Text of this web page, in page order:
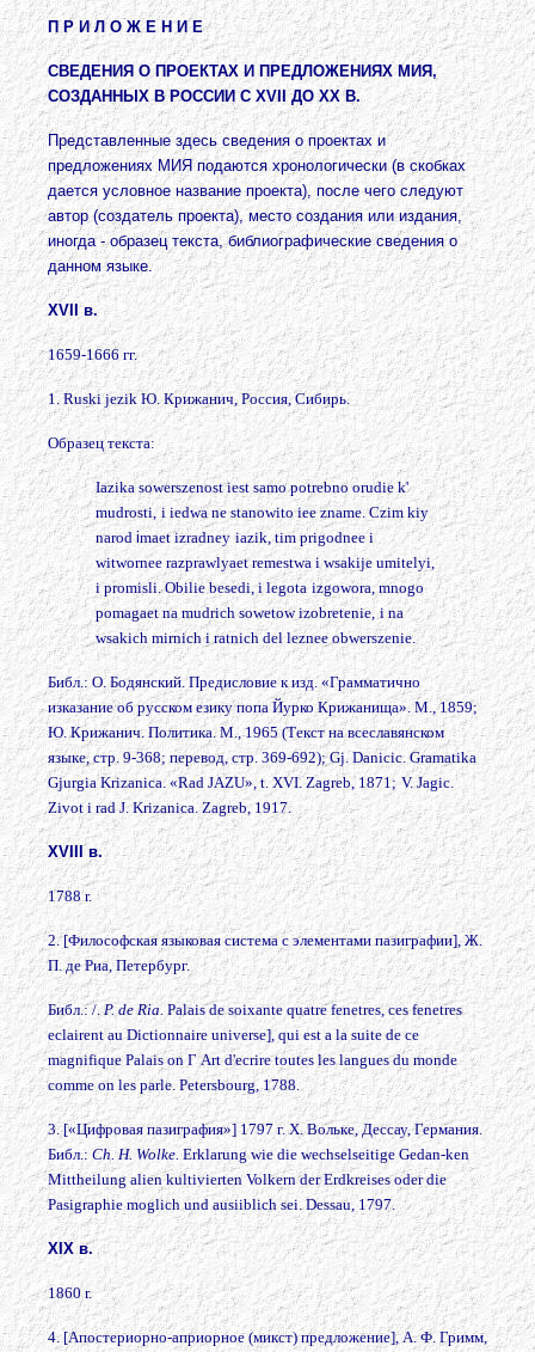
П Р И Л О Ж Е Н И Е
СВЕДЕНИЯ О ПРОЕКТАХ И ПРЕДЛОЖЕНИЯХ МИЯ,
СОЗДАННЫХ В РОССИИ С XVII ДО XX В.
Представленные здесь сведения о проектах и
предложениях МИЯ подаются хронологически (в скобках
дается условное название проекта), после чего следуют
автор (создатель проекта), место создания или издания,
иногда - образец текста, библиографические сведения о
данном языке.
XVII в.
1659-1666 гг.
1. Ruski jezik Ю. Крижанич, Россия, Сибирь.
Образец текста:
Iazika sowerszenost iest samo potrebno orudie k'
mudrosti, i iedwa ne stanowito iee zname. Czim kiy
narod imaet izradney iazik, tim prigodnee i
witwornee razprawlyaet remestwa i wsakije umitelyi,
i promisli. Obilie besedi, i legota izgowora, mnogo
pomagaet na mudrich sowetow izobretenie, i na
wsakich mirnich i ratnich del leznee obwerszenie.
Библ.: О. Бодянский. Предисловие к изд. «Грамматично
изказание об русском езику попа Йурко Крижанища». М., 1859;
Ю. Крижанич. Политика. М., 1965 (Текст на всеславянском
языке, стр. 9-368; перевод, стр. 369-692); Gj. Danicic. Gramatika
Gjurgia Krizanica. «Rad JAZU», t. XVI. Zagreb, 1871; V. Jagic.
Zivot i rad J. Krizanica. Zagreb, 1917.
XVIII в.
1788 r.
2. [Философская языковая система с элементами пазиграфии], Ж.
П. де Риа, Петербург.
Библ.: /.P. de Ria.Palais de soixante quatre fenetres, ces fenetres
eclairent au Dictionnaire universe], qui est a la suite de ce
magnifique Palais on Г Art d'ecrire toutes les langues du monde
comme on les parle. Petersbourg, 1788.
3. [«Цифровая пазиграфия»] 1797 г. X. Вольке, Дессау, Германия.
Библ.: Ch. H. Wolke. Erklarung wie die wechselseitige Gedan-ken
Mittheilung alien kultivierten Volkern der Erdkreises oder die
Pasigraphie moglich und ausiiblich sei. Dessau, 1797.
XIX в.
1860 r.
4. [Апостериорно-априорное (микст) предложение], А. Ф. Гримм,